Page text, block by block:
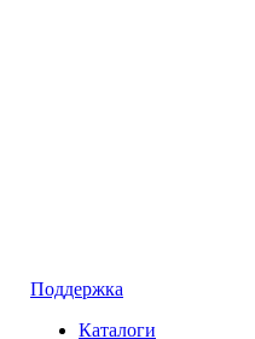
Поддержка
Каталоги